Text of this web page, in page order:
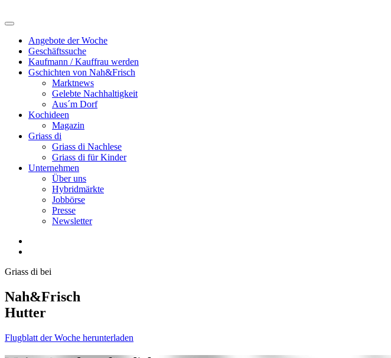
Angebote der Woche
Geschäftssuche
Kaufmann / Kauffrau werden
Gschichten von Nah&Frisch
Marktnews
Gelebte Nachhaltigkeit
Aus´m Dorf
Kochideen
Magazin
Griass di
Griass di Nachlese
Griass di für Kinder
Unternehmen
Über uns
Hybridmärkte
Jobbörse
Presse
Newsletter
Griass di bei
Nah&Frisch
Hutter
Flugblatt der Woche herunterladen